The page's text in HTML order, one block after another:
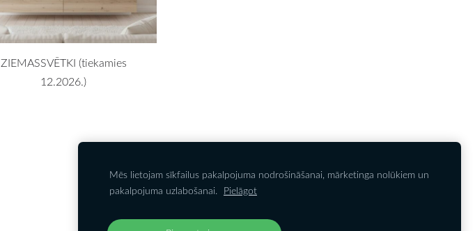
ZIEMASSVĒTKI (tiekamies
12.2026.)
Kontakti PIETEIKTIES JAUNUMIEM Noteikumi Sīkdatnes
Mēs lietojam sīkfailus pakalpojuma nodrošināšanai, mārketinga nolūkiem un
pakalpojuma uzlabošanai. Pielāgot